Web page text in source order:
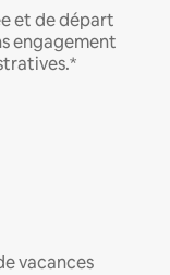
et de départ
engagement
vacances